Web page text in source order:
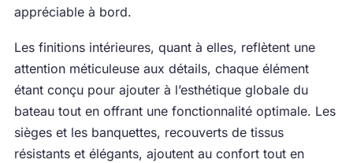
appréciable à bord.
Les finitions intérieures, quant à elles, reflètent une
attention méticuleuse aux détails, chaque élément
étant conçu pour ajouter à l’esthétique globale du
bateau tout en offrant une fonctionnalité optimale. Les
sièges et les banquettes, recouverts de tissus
résistants et élégants, ajoutent au confort tout en